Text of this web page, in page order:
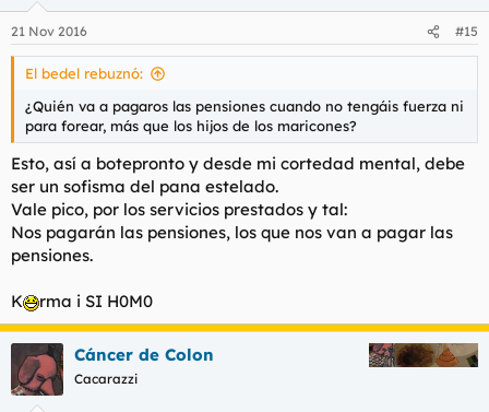
21 Nov 2016 #15
El bedel rebuznó:
¿Quién va a pagaros las pensiones cuando no tengáis fuerza ni
para forear, más que los hijos de los maricones?
Esto, así a botepronto y desde mi cortedad mental, debe
ser un sofisma del pana estelado.
Vale pico, por los servicios prestados y tal:
Nos pagarán las pensiones, los que nos van a pagar las
pensiones.
K rma i SI H0M0
Cáncer de Colon
Cacarazzi